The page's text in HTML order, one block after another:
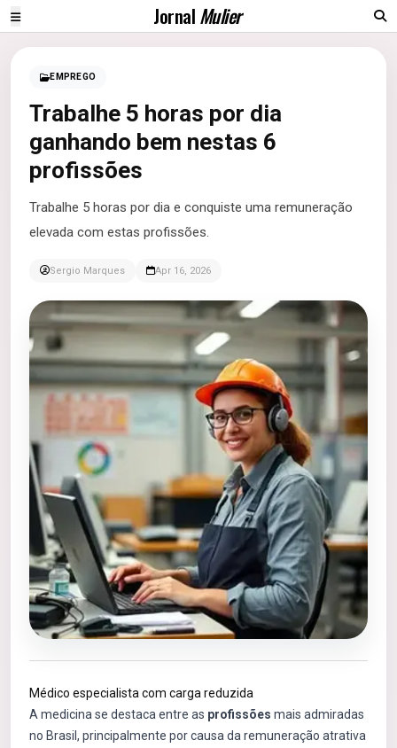
JornalMulier
EMPREGO
Trabalhe 5 horas por dia
ganhando bem nestas 6
profissões
Trabalhe 5 horas por dia e conquiste uma remuneração
elevada com estas profissões.
Sergio Marques Apr 16, 2026
Médico especialista com carga reduzida
A medicina se destaca entre as profissões mais admiradas
no Brasil, principalmente por causa da remuneração atrativa